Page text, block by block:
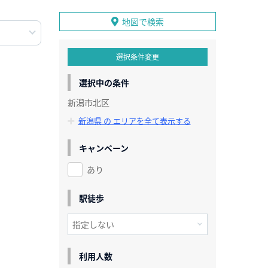
地図で検索
選択条件変更
選択中の条件
新潟市北区
新潟県 の エリアを全て表示する
キャンペーン
あり
駅徒歩
利用人数